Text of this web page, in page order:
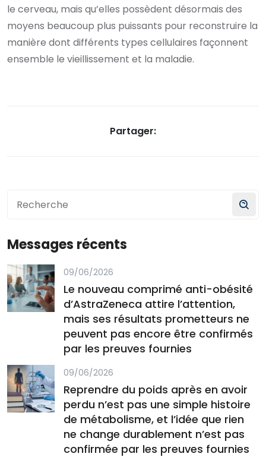
le cerveau, mais qu’elles possèdent désormais des
moyens beaucoup plus puissants pour reconstruire la
manière dont différents types cellulaires façonnent
ensemble le vieillissement et la maladie.
Partager:
Messages récents
09/06/2026
Le nouveau comprimé anti-obésité
d’AstraZeneca attire l’attention,
mais ses résultats prometteurs ne
peuvent pas encore être confirmés
par les preuves fournies
09/06/2026
Reprendre du poids après en avoir
perdu n’est pas une simple histoire
de métabolisme, et l’idée que rien
ne change durablement n’est pas
confirmée par les preuves fournies